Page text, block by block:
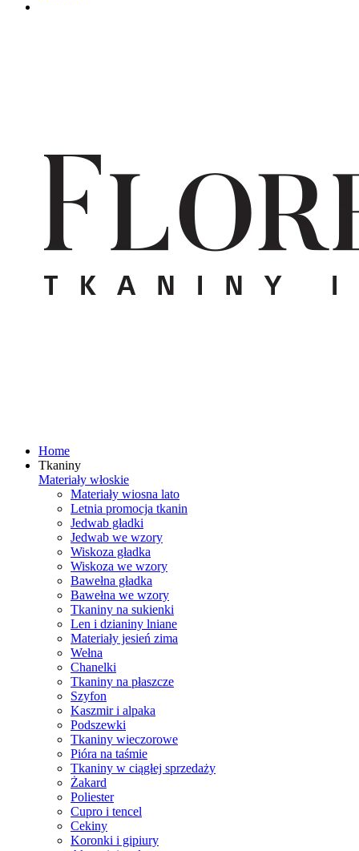
Home
Tkaniny
Materiały włoskie
Materiały wiosna lato
Letnia promocja tkanin
Jedwab gładki
Jedwab we wzory
Wiskoza gładka
Wiskoza we wzory
Bawełna gładka
Bawełna we wzory
Tkaniny na sukienki
Len i dzianiny lniane
Materiały jesień zima
Wełna
Chanelki
Tkaniny na płaszcze
Szyfon
Kaszmir i alpaka
Podszewki
Tkaniny wieczorowe
Pióra na taśmie
Tkaniny w ciągłej sprzedaży
Żakard
Poliester
Cupro i tencel
Cekiny
Koronki i gipiury